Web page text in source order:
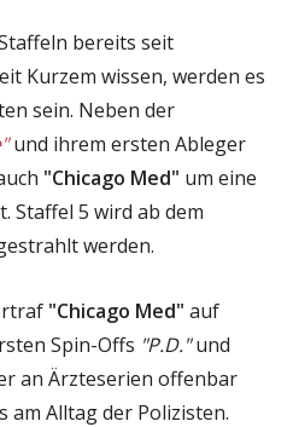
bereits seit
Kurzem wissen, werden es
sein. Neben der
und ihrem ersten Ableger
"Chicago Med" um eine
Staffel 5 wird ab dem
werden.
"Chicago Med" auf
Spin-Offs "P.D."und
an Ärzteserien offenbar
am Alltag der Polizisten.